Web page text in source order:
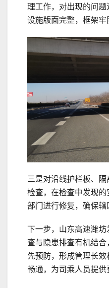
理工作，对出现的问
设施版面完整，框架牢
三是对沿线护栏板、
检查，在检查中发现
部门进行修复，确保辖
下一步，山东高速潍
查与隐患排查有机结
先预防，形成管理长
畅通，为司乘人员提供